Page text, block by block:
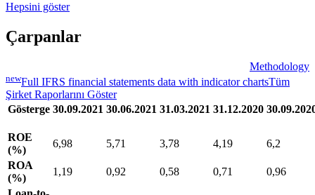
Hepsini göster
Çarpanlar
Methodology
newFull IFRS financial statements data with indicator chartsTüm
Şirket Raporlarını Göster
Gösterge 30.09.2021 30.06.2021 31.03.2021 31.12.2020
ROE
(%)
6,98 5,71 3,78 4,19
6,2
ROA
(%)
1,19 0,92 0,58 0,71
0,96